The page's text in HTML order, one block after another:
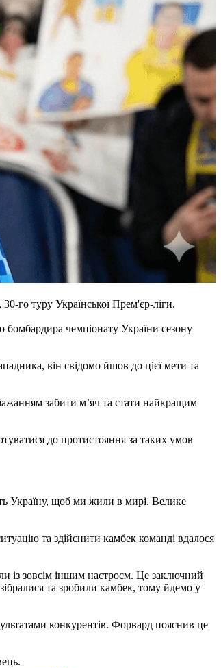
го туру Української Прем'єр-ліги.
чемпіонату України сезону
він свідомо йшов до цієї мети та
забити м’яч та стати найкращим
до протистояння за таких умов
Україну, щоб ми жили в мирі. Велике
та здійснити камбек команді вдалося
із зовсім іншим настроєм. Це заключний
та зробили камбек, тому йдемо у
конкурентів. Форвард пояснив це